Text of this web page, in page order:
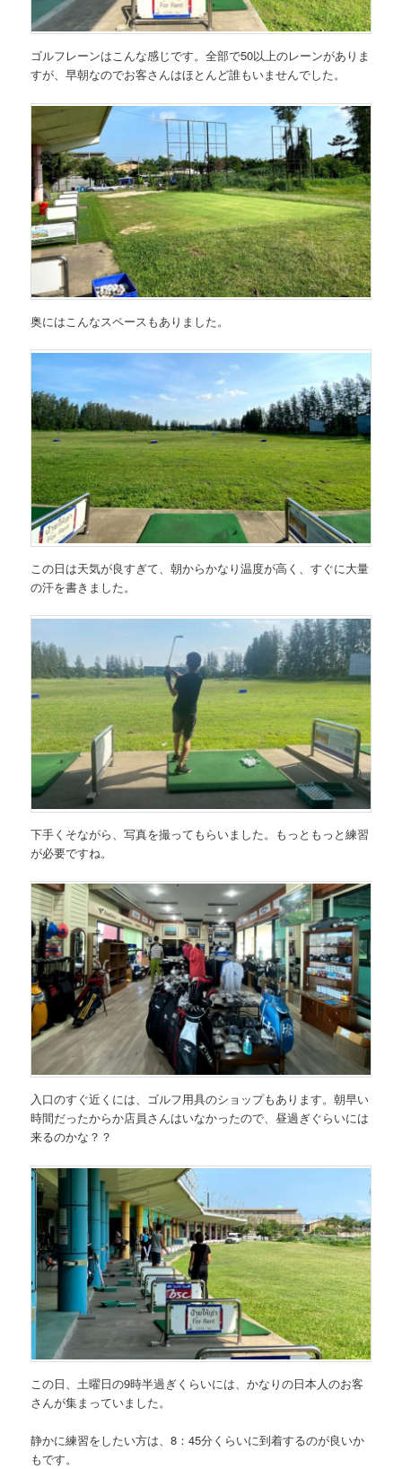
ゴルフレーンはこんな感じです。全部で50以上のレーンがありま
すが、早朝なのでお客さんはほとんど誰もいませんでした。
奥にはこんなスペースもありました。
この日は天気が良すぎて、朝からかなり温度が高く、すぐに大量
の汗を書きました。
下手くそながら、写真を撮ってもらいました。もっともっと練習
が必要ですね。
入口のすぐ近くには、ゴルフ用具のショップもあります。朝早い
時間だったからか店員さんはいなかったので、昼過ぎぐらいには
来るのかな？？
この日、土曜日の9時半過ぎくらいには、かなりの日本人のお客
さんが集まっていました。
静かに練習をしたい方は、8：45分くらいに到着するのが良いか
もです。